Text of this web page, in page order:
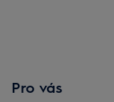
Pro vás